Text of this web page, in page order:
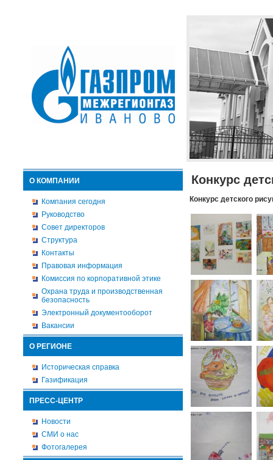
О КОМПАНИИ
Компания сегодня
Руководство
Совет директоров
Структура
Контакты
Правовая информация
Комиссия по корпоративной этике
Охрана труда и производственная
безопасность
Электронный документооборот
Вакансии
О РЕГИОНЕ
Историческая справка
Газификация
ПРЕСС-ЦЕНТР
Новости
СМИ о нас
Фотогалерея
Конкурс
Конкурс детского